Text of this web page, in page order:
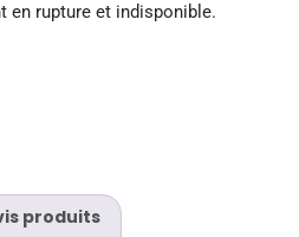
en rupture et indisponible.
produits